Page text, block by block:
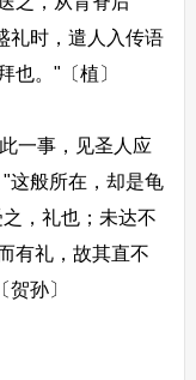
礼时，遣人入传语
也。"〔植〕
一事，见圣人应
这般所在，却是龟
，礼也；未达不
有礼，故其直不
孙〕